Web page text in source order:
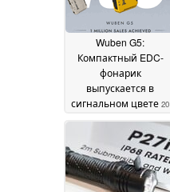
Wuben G5:
Компактный EDC-
фонарик
выпускается в
сигнальном цвете 20
May 2026